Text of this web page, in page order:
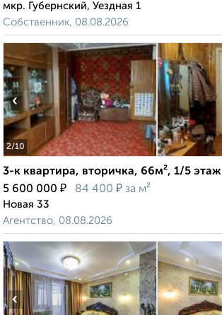
мкр. Губернский, Уездная 1
Собственник, 08.08.2026
2/10
‹
3-к квартира, вторичка, 66м², 1/5 этаж
5 600 000 ₽ 84 400 ₽ за м²
Новая 33
Агентство, 08.08.2026
‹